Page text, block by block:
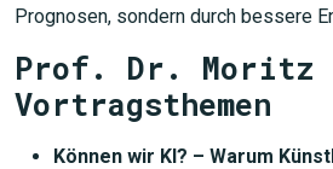
Prognosen, sondern durch bessere
Prof. Dr. Moritz
Vortragsthemen
Können wir KI? – Warum